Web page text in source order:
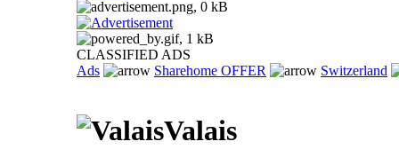
CLASSIFIED ADS
Ads
Sharehome OFFER Switzerland
Valais